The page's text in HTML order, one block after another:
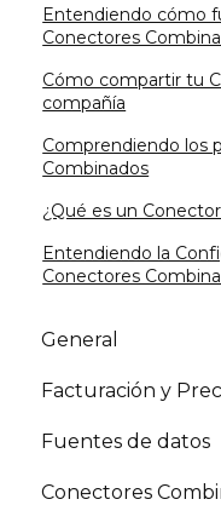
Entendiendo cómo
Conectores
Cómo compartir tu
compañía
Comprendiendo los
Combinados
¿Qué es un
Entendiendo la
Conectores
General
Facturación y
Fuentes de datos
Conectores